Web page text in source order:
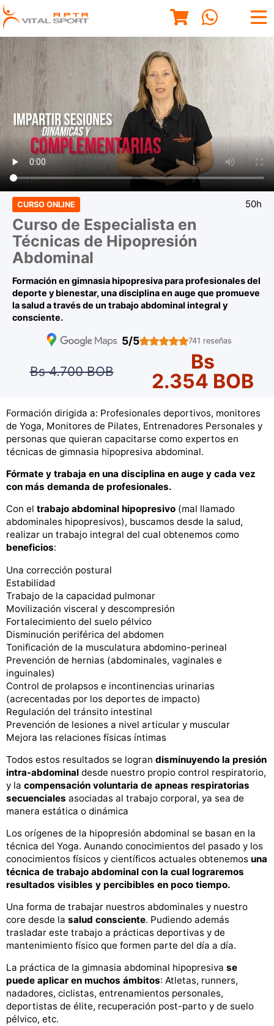
CURSO ONLINE 50h
Curso de Especialista en
Técnicas de Hipopresión
Abdominal
Formación en gimnasia hipopresiva para profesionales del
deporte y bienestar, una disciplina en auge que promueve
la salud a través de un trabajo abdominal integral y
consciente.
5/5 741 reseñas
Bs 4.700 BOB
Bs
2.354 BOB
Formación dirigida a: Profesionales deportivos, monitores
de Yoga, Monitores de Pilates, Entrenadores Personales y
personas que quieran capacitarse como expertos en
técnicas de gimnasia hipopresiva abdominal.
Fórmate y trabaja en una disciplina en auge y cada vez
con más demanda de profesionales.
Con el trabajo abdominal hipopresivo (mal llamado
abdominales hipopresivos), buscamos desde la salud,
realizar un trabajo integral del cual obtenemos como
beneficios:
Una corrección postural
Estabilidad
Trabajo de la capacidad pulmonar
Movilización visceral y descompresión
Fortalecimiento del suelo pélvico
Disminución periférica del abdomen
Tonificación de la musculatura abdomino-perineal
Prevención de hernias (abdominales, vaginales e
inguinales)
Control de prolapsos e incontinencias urinarias
(acrecentadas por los deportes de impacto)
Regulación del tránsito intestinal
Prevención de lesiones a nivel articular y muscular
Mejora las relaciones físicas íntimas
Todos estos resultados se logran disminuyendo la presión
intra-abdominal desde nuestro propio control respiratorio,
y la compensación voluntaria de apneas respiratorias
secuenciales asociadas al trabajo corporal, ya sea de
manera estática o dinámica
Los orígenes de la hipopresión abdominal se basan en la
técnica del Yoga. Aunando conocimientos del pasado y los
conocimientos físicos y científicos actuales obtenemos una
técnica de trabajo abdominal con la cual lograremos
resultados visibles y percibibles en poco tiempo.
Una forma de trabajar nuestros abdominales y nuestro
core desde la salud consciente. Pudiendo además
trasladar este trabajo a prácticas deportivas y de
mantenimiento físico que formen parte del día a día.
La práctica de la gimnasia abdominal hipopresiva se
puede aplicar en muchos ámbitos: Atletas, runners,
nadadores, ciclistas, entrenamientos personales,
deportistas de élite, recuperación post-parto y de suelo
pélvico, etc.